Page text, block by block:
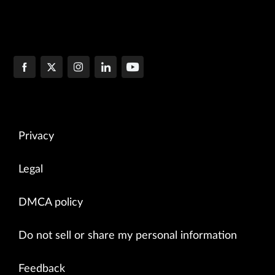
Privacy
Legal
DMCA policy
Do not sell or share my personal information
Feedback